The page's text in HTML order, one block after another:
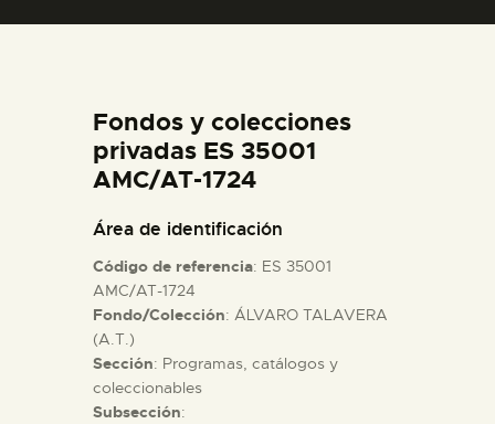
ESPAÑOL
ACTIVIDADES
█
EL MUSEO
Fondos y colecciones
privadas ES 35001
AMC/AT-1724
Área de identificación
Código de referencia: ES 35001
AMC/AT-1724
Fondo/Colección: ÁLVARO TALAVERA
(A.T.)
Sección: Programas, catálogos y
coleccionables
Subsección: